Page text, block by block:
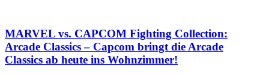
MARVEL vs. CAPCOM Fighting Collection:
Arcade Classics – Capcom bringt die Arcade
Classics ab heute ins Wohnzimmer!